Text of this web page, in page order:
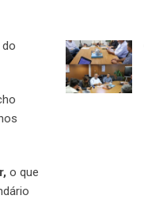
o que